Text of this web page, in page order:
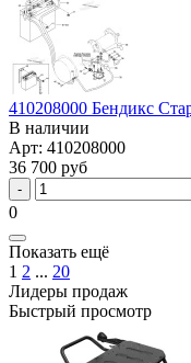
410208000 Бендикс
В наличии
Арт: 410208000
36 700 руб
0
Показать ещё
1 2 ... 20
Лидеры продаж
Быстрый просмотр